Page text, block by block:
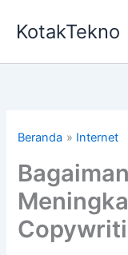
KotakTekno
Beranda Internet